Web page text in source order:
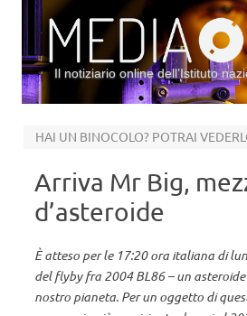
Il notiziario online dell’Istituto
Arriva Mr Big,
d’asteroide
È atteso per le 17:20 ora italiana di
del flyby fra 2004 BL86 – un
nostro pianeta. Per un oggetto di